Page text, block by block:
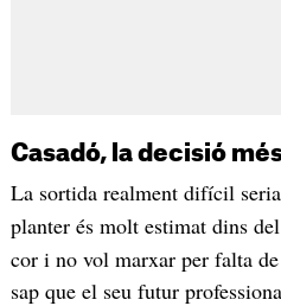
Casadó, la decisió
La sortida realment difícil
planter és molt estimat dins
cor i no vol marxar per falta
sap que el seu futur